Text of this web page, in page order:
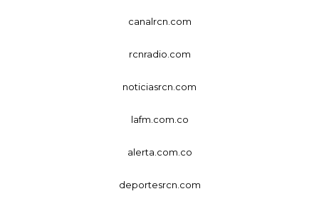
canalrcn.com
rcnradio.com
noticiasrcn.com
lafm.com.co
alerta.com.co
deportesrcn.com